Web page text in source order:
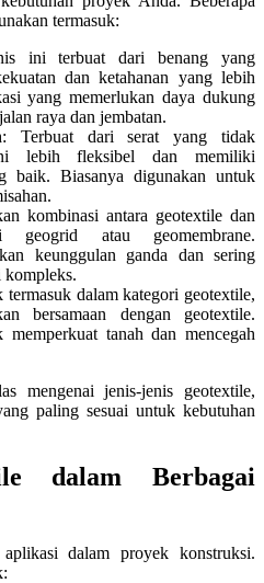
termasuk:
ini terbuat dari benang yang
dan ketahanan yang lebih
yang memerlukan daya dukung
raya dan jembatan.
: Terbuat dari serat yang tidak
lebih fleksibel dan memiliki
baik. Biasanya digunakan untuk
kombinasi antara geotextile dan
geogrid atau geomembrane.
keunggulan ganda dan sering
kompleks.
dalam kategori geotextile,
bersamaan dengan geotextile.
tanah dan mencegah
mengenai jenis-jenis geotextile,
paling sesuai untuk kebutuhan
dalam Berbagai
dalam proyek konstruksi.